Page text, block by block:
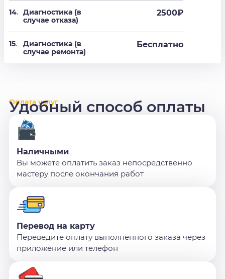
14. Диагностика (в
случае отказа)
2500₽
15.
Диагностика (в
случае ремонта)
Бесплатно
Оплата услуг
Удобный способ оплаты
Наличными
Вы можете оплатить заказ непосредственно
мастеру после окончания работ
Перевод на карту
Переведите оплату выполненного заказа через
приложение или телефон